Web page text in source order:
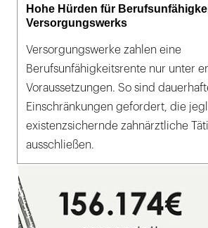
Hohe Hürden für
Versorgungswerks
Versorgungswerke zahlen eine
Berufsunfähigkeitsrente nur unter
Voraussetzungen. So sind
Einschränkungen gefordert, die
existenzsichernde zahnärztliche
ausschließen.